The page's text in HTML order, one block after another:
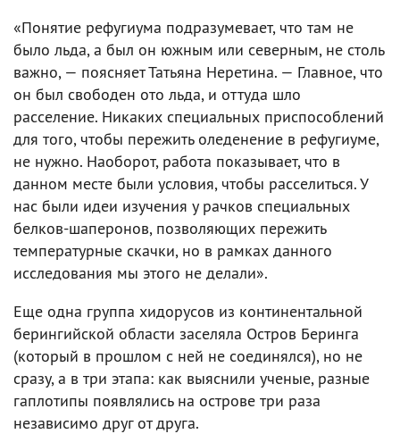
«Понятие рефугиума подразумевает, что там не
было льда, а был он южным или северным, не столь
важно, — поясняет Татьяна Неретина. — Главное, что
он был свободен ото льда, и оттуда шло
расселение. Никаких специальных приспособлений
для того, чтобы пережить оледенение в рефугиуме,
не нужно. Наоборот, работа показывает, что в
данном месте были условия, чтобы расселиться. У
нас были идеи изучения у рачков специальных
белков-шаперонов, позволяющих пережить
температурные скачки, но в рамках данного
исследования мы этого не делали».
Еще одна группа хидорусов из континентальной
берингийской области заселяла Остров Беринга
(который в прошлом с ней не соединялся), но не
сразу, а в три этапа: как выяснили ученые, разные
гаплотипы появлялись на острове три раза
независимо друг от друга.